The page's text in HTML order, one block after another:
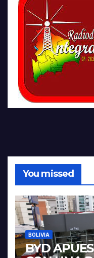
You missed
BOLIVIA
BYD